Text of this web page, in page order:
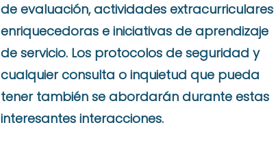
de evaluación, actividades extracurriculares
enriquecedoras e iniciativas de aprendizaje
de servicio. Los protocolos de seguridad y
cualquier consulta o inquietud que pueda
tener también se abordarán durante estas
interesantes interacciones.